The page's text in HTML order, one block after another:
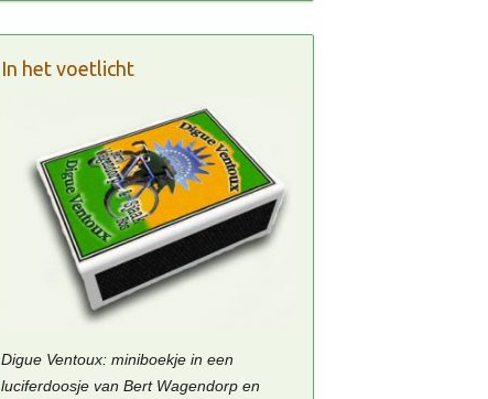
In het voetlicht
Digue Ventoux: miniboekje in een
luciferdoosje van Bert Wagendorp en